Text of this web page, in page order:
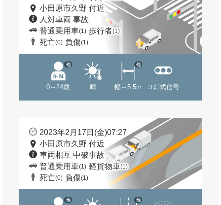
小田原市久野 付近
人対車両 事故
普通乗用車(1) 歩行者(1)
死亡(0) 負傷(1)
0～24歳
他
晴 幅～5.5m
他
３灯式信号
2023年2月17日(金)07:27
小田原市久野 付近
車両相互 中破事故
普通乗用車(1) 軽貨物車(1)
死亡(0) 負傷(1)
他 他